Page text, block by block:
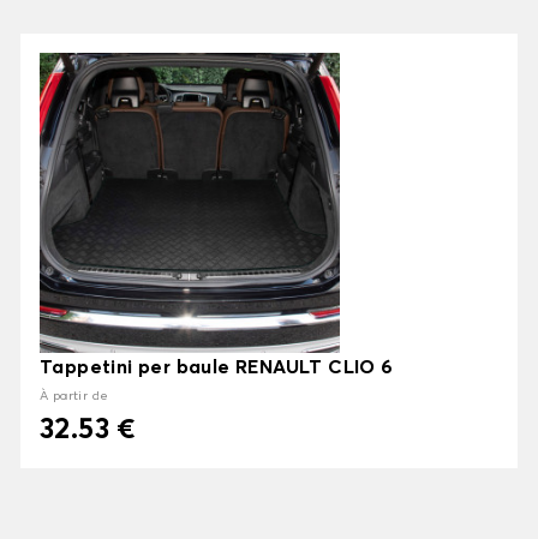
Tappetini per baule RENAULT CLIO 6
À partir de
32.53 €